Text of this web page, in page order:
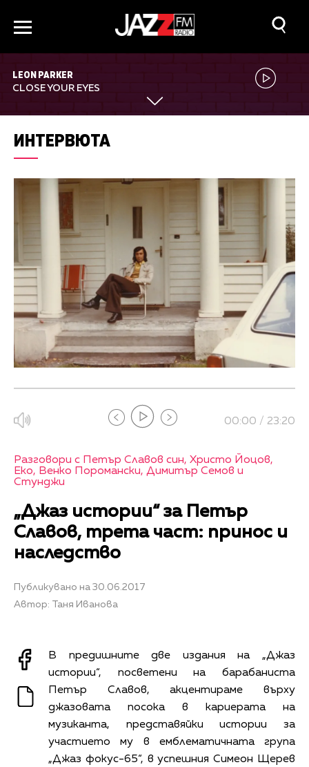
LEON PARKER
CLOSE YOUR EYES
ИНТЕРВЮТА
00:00 / 23:20
Разговори с Петър Славов син, Христо Йоцов,
Еко, Венко Поромански, Димитър Семов и
Стунджи
„Джаз истории“ за Петър
Славов, трета част: принос и
наследство
Публикувано на 30.06.2017
Автор: Таня Иванова
В предишните две издания на „Джаз
истории“, посветени на барабаниста
Петър Славов, акцентираме върху
джазовата посока в кариерата на
музиканта, представяйки истории за
участието му в емблематичната група
„Джаз фокус-65“, в успешния Симеон Щерев